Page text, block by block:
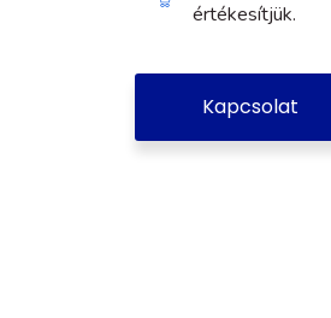
értékesítjük.
Kapcsolat